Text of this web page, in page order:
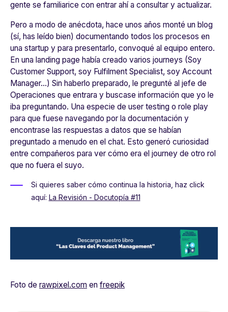
gente se familiarice con entrar ahí a consultar y actualizar.
Pero a modo de anécdota, hace unos años monté un blog
(sí, has leído bien) documentando todos los procesos en
una startup y para presentarlo, convoqué al equipo entero.
En una landing page había creado varios journeys (Soy
Customer Support, soy Fulfilment Specialist, soy Account
Manager…) Sin haberlo preparado, le pregunté al jefe de
Operaciones que entrara y buscase información que yo le
iba preguntando. Una especie de user testing o role play
para que fuese navegando por la documentación y
encontrase las respuestas a datos que se habían
preguntado a menudo en el chat. Esto generó curiosidad
entre compañeros para ver cómo era el journey de otro rol
que no fuera el suyo.
Si quieres saber cómo continua la historia, haz click
aquí: La Revisión - Docutopía #11
Foto de rawpixel.com en freepik